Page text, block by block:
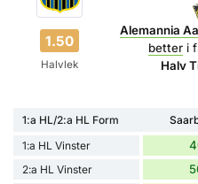
1.50
Halvlek
Alemannia
betteri
Halv
1:a HL/2:a HL Form
1:a HL Vinster
2:a HL Vinster